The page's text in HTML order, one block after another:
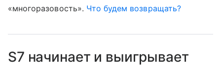
«многоразовость». Что будем возвращать?
S7 начинает и выигрывает